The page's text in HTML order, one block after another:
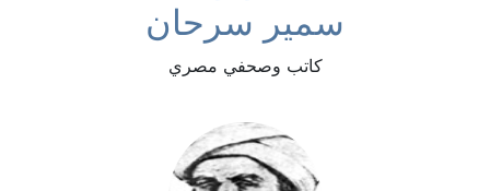
سمير سرحان
كاتب وصحفي مصري